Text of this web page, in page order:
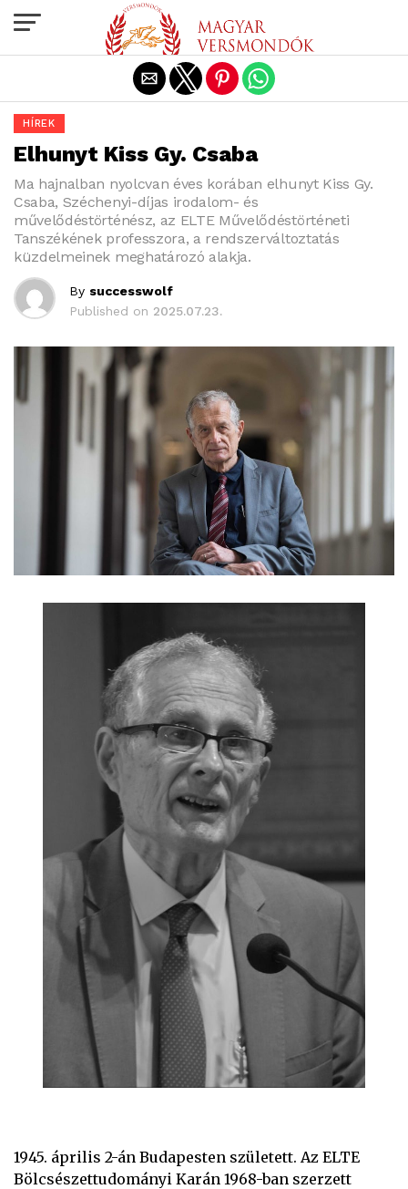
HÍREK
Elhunyt Kiss Gy. Csaba
Ma hajnalban nyolcvan éves korában elhunyt Kiss Gy.
Csaba, Széchenyi-díjas irodalom- és
művelődéstörténész, az ELTE Művelődéstörténeti
Tanszékének professzora, a rendszerváltoztatás
küzdelmeinek meghatározó alakja.
By successwolf
Published on 2025.07.23.
1945. április 2-án Budapesten született. Az ELTE
Bölcsészettudományi Karán 1968-ban szerzett
Exit mobile version